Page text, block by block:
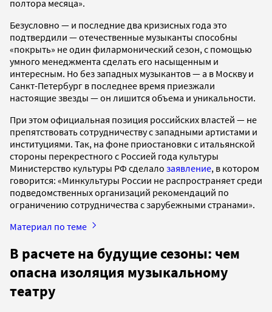
полтора месяца».
Безусловно — и последние два кризисных года это
подтвердили — отечественные музыканты способны
«покрыть» не один филармонический сезон, с помощью
умного менеджмента сделать его насыщенным и
интересным. Но без западных музыкантов — а в Москву и
Санкт-Петербург в последнее время приезжали
настоящие звезды — он лишится объема и уникальности.
При этом официальная позиция российских властей — не
препятствовать сотрудничеству с западными артистами и
институциями. Так, на фоне приостановки с итальянской
стороны перекрестного с Россией года культуры
Министерство культуры РФ сделало заявление, в котором
говорится: «Минкультуры России не распространяет среди
подведомственных организаций рекомендаций по
ограничению сотрудничества с зарубежными странами».
Материал по теме
В расчете на будущие сезоны: чем
опасна изоляция музыкальному
театру